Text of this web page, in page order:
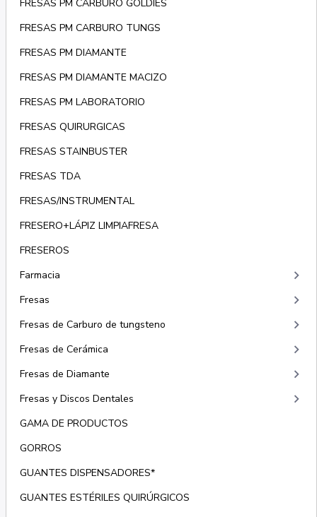
FRESAS PM CARBURO GOLDIES
FRESAS PM CARBURO TUNGS
FRESAS PM DIAMANTE
FRESAS PM DIAMANTE MACIZO
FRESAS PM LABORATORIO
FRESAS QUIRURGICAS
FRESAS STAINBUSTER
FRESAS TDA
FRESAS/INSTRUMENTAL
FRESERO+LÁPIZ LIMPIAFRESA
FRESEROS
Farmacia
keyboard_arrow_right
Fresas keyboard_arrow_right
Fresas de Carburo de tungsteno keyboard_arrow_right
Fresas de Cerámica keyboard_arrow_right
Fresas de Diamante keyboard_arrow_right
Fresas y Discos Dentales keyboard_arrow_right
GAMA DE PRODUCTOS
GORROS
GUANTES DISPENSADORES*
GUANTES ESTÉRILES QUIRÚRGICOS